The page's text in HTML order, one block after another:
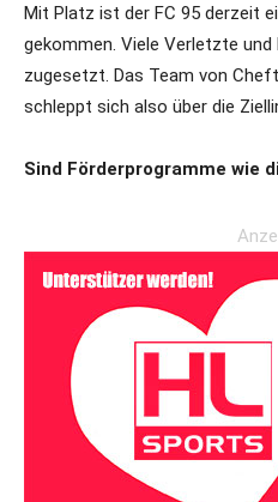
Mit Platz ist der FC 95 derzeit
gekommen. Viele Verletzte und
zugesetzt. Das Team von
schleppt sich also über die
Sind Förderprogramme wie